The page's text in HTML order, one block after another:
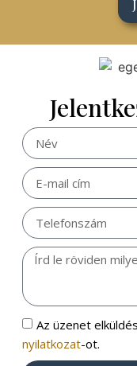
Az üzenet
nyilatkozat-ot.